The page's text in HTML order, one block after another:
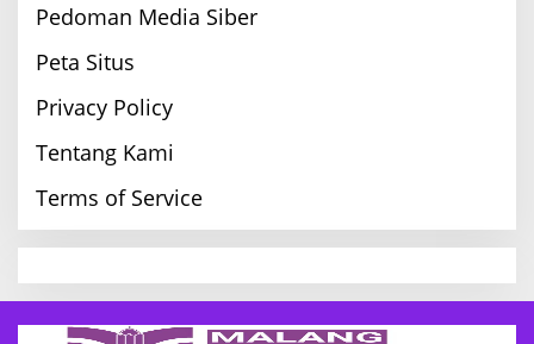
Pedoman Media Siber
Peta Situs
Privacy Policy
Tentang Kami
Terms of Service